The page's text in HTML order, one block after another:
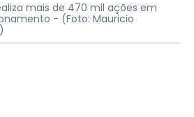
mais de 470 mil ações em
- (Foto: Mauricio